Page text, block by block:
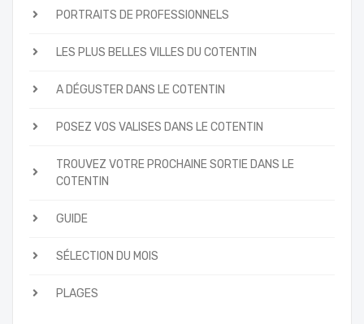
PORTRAITS DE PROFESSIONNELS
LES PLUS BELLES VILLES DU COTENTIN
A DÉGUSTER DANS LE COTENTIN
POSEZ VOS VALISES DANS LE COTENTIN
TROUVEZ VOTRE PROCHAINE SORTIE DANS LE
COTENTIN
GUIDE
SÉLECTION DU MOIS
PLAGES